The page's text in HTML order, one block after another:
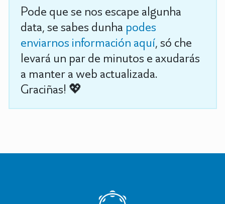
Pode que se nos escape algunha
data, se sabes dunha podes
enviarnos información aquí, só che
levará un par de minutos e axudarás
a manter a web actualizada.
Graciñas! 💖